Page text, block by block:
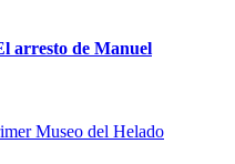
arresto de Manuel